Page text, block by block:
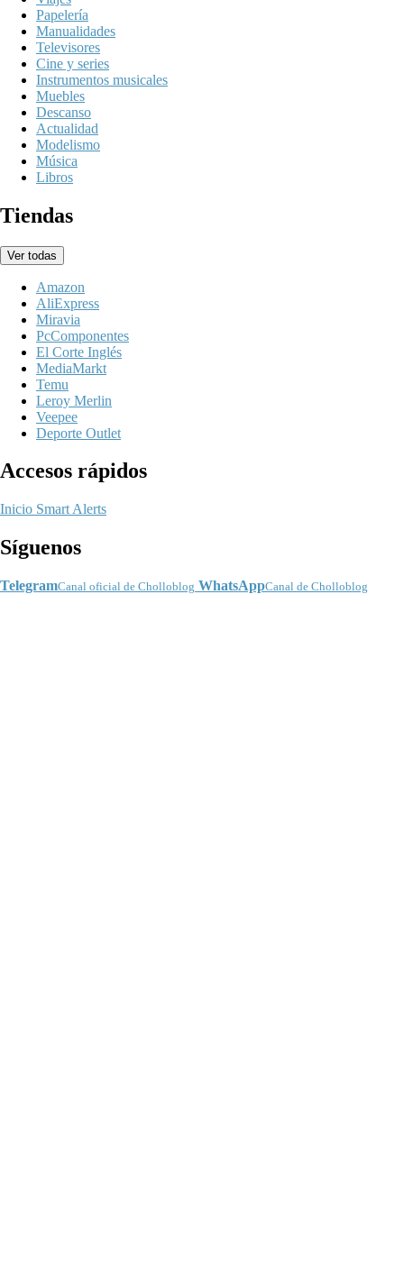
Papelería
Manualidades
Televisores
Cine y series
Instrumentos musicales
Muebles
Descanso
Actualidad
Modelismo
Música
Libros
Tiendas
Ver todas
Amazon
AliExpress
Miravia
PcComponentes
El Corte Inglés
MediaMarkt
Temu
Leroy Merlin
Veepee
Deporte Outlet
Accesos rápidos
Inicio Smart Alerts
Síguenos
TelegramCanal oficial de Cholloblog WhatsAppCanal de Cholloblog